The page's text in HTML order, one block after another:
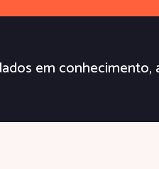
em conhecimento,